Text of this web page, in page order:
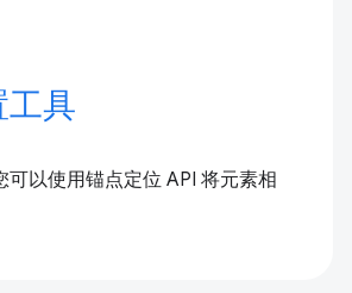
具
可以使用锚点定位 API 将元素相